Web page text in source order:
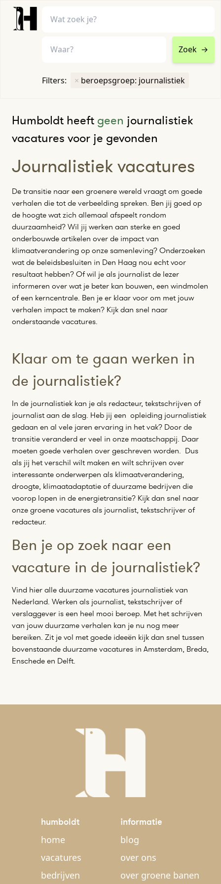
Zoek →
Filters: × beroepsgroep: journalistiek
Humboldt heeft geen journalistiek
vacatures voor je gevonden
Journalistiek vacatures
De transitie naar een groenere wereld vraagt om goede
verhalen die tot de verbeelding spreken. Ben jij goed op
de hoogte wat zich allemaal afspeelt rondom
duurzaamheid? Wil jij werken aan sterke en goed
onderbouwde artikelen over de impact van
klimaatverandering op onze samenleving? Onderzoeken
wat de beleidsbesluiten in Den Haag nou echt voor
resultaat hebben? Of wil je als journalist de lezer
informeren over wat je beter kan bouwen, een windmolen
of een kerncentrale. Ben je er klaar voor om met jouw
verhalen impact te maken? Kijk dan snel naar
onderstaande vacatures.
Klaar om te gaan werken in
de journalistiek?
In de journalistiek kan je als redacteur, tekstschrijven of
journalist aan de slag. Heb jij een opleiding journalistiek
gedaan en al vele jaren ervaring in het vak? Door de
transitie veranderd er veel in onze maatschappij. Daar
moeten goede verhalen over geschreven worden. Dus
als jij het verschil wilt maken en wilt schrijven over
interessante onderwerpen als klimaatverandering,
droogte, klimaatadaptatie of duurzame bedrijven die
voorop lopen in de energietransitie? Kijk dan snel naar
onze groene vacatures als journalist, tekstschrijver of
redacteur.
Ben je op zoek naar een
vacature in de journalistiek?
Vind hier alle duurzame vacatures journalistiek van
Nederland. Werken als journalist, tekstschrijver of
verslaggever is een heel mooi beroep. Met het schrijven
van jouw duurzame verhalen kan je nu nog meer
bereiken. Zit je vol met goede ideeën kijk dan snel tussen
bovenstaande duurzame vacatures in Amsterdam, Breda,
Enschede en Delft.
humboldt
home
vacatures
bedrijven
informatie
blog
over ons
over groene banen